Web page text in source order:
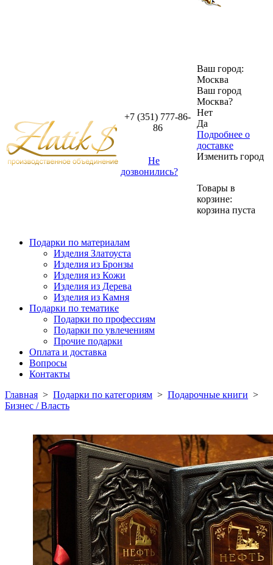
+7 (351) 777-86-
86
Не
дозвонились?
Ваш город:
Москва
Ваш город
Москва?
Нет
Да
Подробнее о
доставке
Изменить город
Товары в
корзине:
корзина пуста
Подарки по материалам
Изделия Златоуста
Изделия из Бронзы
Изделия из Кожи
Изделия из Дерева
Изделия из Камня
Подарки по тематике
Подарки по профессиям
Подарки по увлечениям
Прочие подарки
Оплата и доставка
Вопросы
Контакты
Главная > Подарки по категориям > Подарочные книги >
Бизнес / Власть